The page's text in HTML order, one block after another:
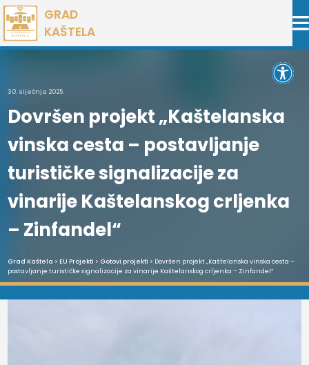
Preskoči
na
sadržaj
GRAD
KAŠTELA
30. siječnja 2025.
Dovršen projekt „Kaštelanska
vinska cesta – postavljanje
turističke signalizacije za
vinarije Kaštelanskog crljenka
– Zinfandel“
Grad Kaštela > EU Projekti > Gotovi projekti > Dovršen projekt „Kaštelanska vinska cesta –
postavljanje turističke signalizacije za vinarije Kaštelanskog crljenka – Zinfandel“